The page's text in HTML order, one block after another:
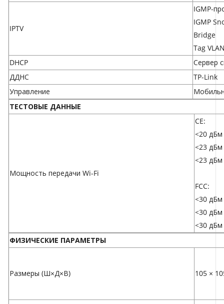
IPTV
IGMP-
IGMP
Bridge
Tag
DHCP
Сервер
ДДНС
TP-Link
Управление
ТЕСТОВЫЕ ДАННЫЕ
Мощность передачи Wi-Fi
CE:
<20 дБм
<23 дБм
<23 дБм
FCC:
<30 дБм
<30 дБм
<30 дБм
ФИЗИЧЕСКИЕ ПАРАМЕТРЫ
Размеры (Ш×Д×В) 105 ×